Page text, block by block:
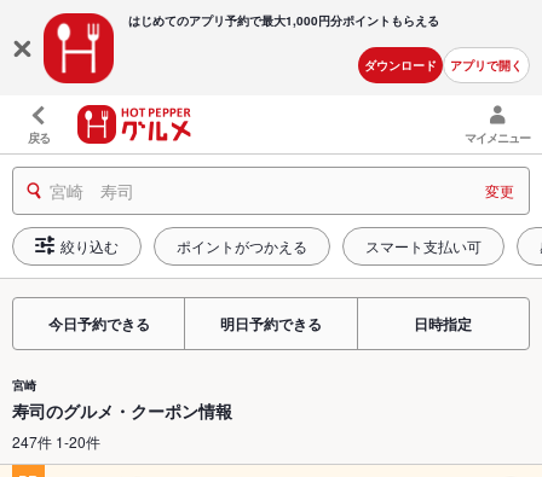
はじめてのアプリ予約で最大1,000円分ポイントもらえる
ダウンロード アプリで開く
戻る マイメニュー
宮崎 寿司 変更
絞り込む ポイントがつかえる スマート支払い可
今日予約できる 明日予約できる 日時指定
宮崎
寿司のグルメ・クーポン情報
247件 1-20件